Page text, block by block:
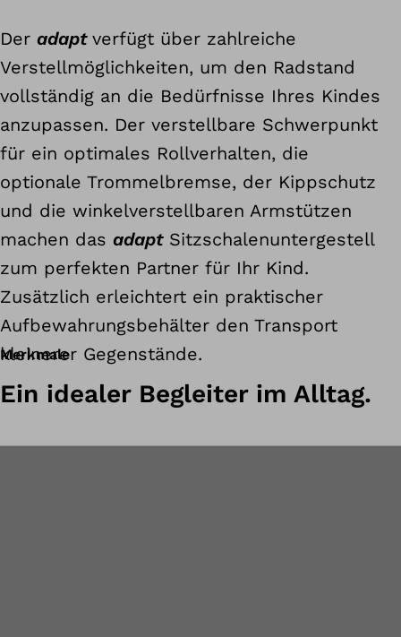
Der adapt verfügt über zahlreiche
Verstellmöglichkeiten, um den Radstand
vollständig an die Bedürfnisse Ihres Kindes
anzupassen. Der verstellbare Schwerpunkt
für ein optimales Rollverhalten, die
optionale Trommelbremse, der Kippschutz
und die winkelverstellbaren Armstützen
machen das adaptSitzschalenuntergestell
zum perfekten Partner für Ihr Kind.
Zusätzlich erleichtert ein praktischer
Aufbewahrungsbehälter den Transport
kleinerer Gegenstände.
Merkmale
Ein idealer Begleiter im Alltag.